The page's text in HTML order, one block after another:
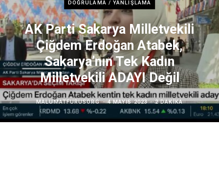
DOĞRULAMA / YANLIŞLAMA
AK Parti Sakarya Milletvekili
Çiğdem Erdoğan Atabek,
Sakarya’nın Tek Kadın
Milletvekili ADAYI Değil
MALUMATFURUSORG 4 MAYIS 2023 2 DAKIKA